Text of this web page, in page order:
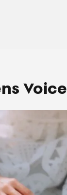
Voice